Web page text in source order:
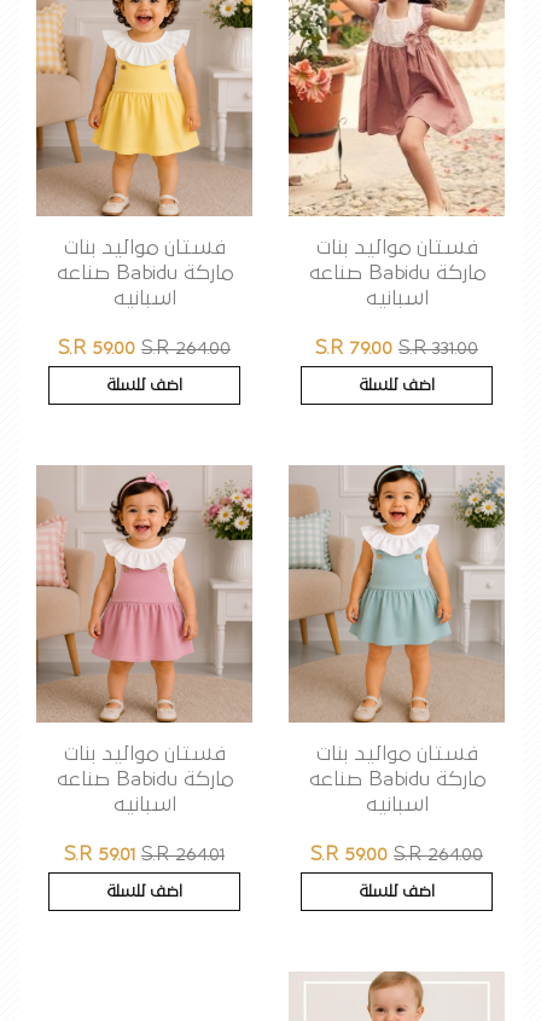
فستان مواليد بنات
ماركة Babidu صناعه
اسبانيه
S.R 79.00 S.R 331.00
اضف للسلة
فستان مواليد بنات
ماركة Babidu صناعه
اسبانيه
S.R 59.00 S.R 264.00
اضف للسلة
فستان مواليد بنات
ماركة Babidu صناعه
اسبانيه
S.R 59.00 S.R 264.00
اضف للسلة
فستان مواليد بنات
ماركة Babidu صناعه
اسبانيه
S.R 59.01 S.R 264.01
اضف للسلة